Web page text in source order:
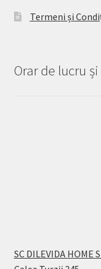
Termeni și
Orar de lucru
SC DILEVIDA HOME